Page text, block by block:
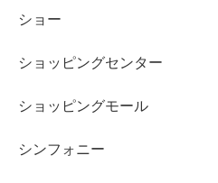
ショー
ショッピングセンター
ショッピングモール
シンフォニー